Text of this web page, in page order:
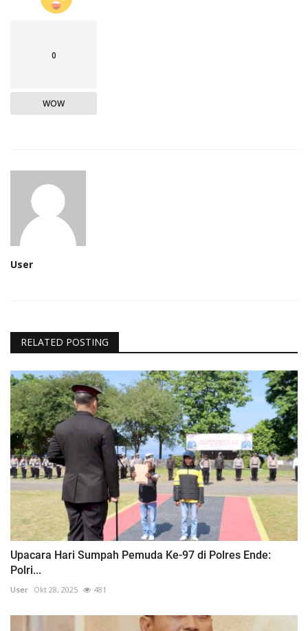
0
WOW
User
RELATED POSTING
Upacara Hari Sumpah Pemuda Ke-97 di Polres Ende:
Polri...
User Okt 28, 2025 481